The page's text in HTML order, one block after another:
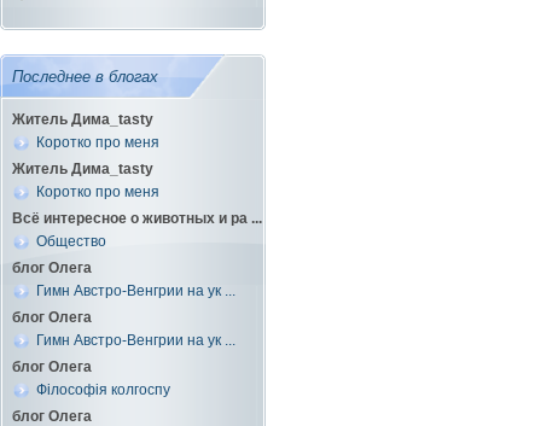
Последнее в блогах
Житель Дима_tasty
Коротко про меня
Житель Дима_tasty
Коротко про меня
Всё интересное о животных и ра ...
Общество
блог Олега
Гимн Австро-Венгрии на ук ...
блог Олега
Гимн Австро-Венгрии на ук ...
блог Олега
Філософія колгоспу
блог Олега